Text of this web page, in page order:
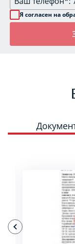
Я согласен на